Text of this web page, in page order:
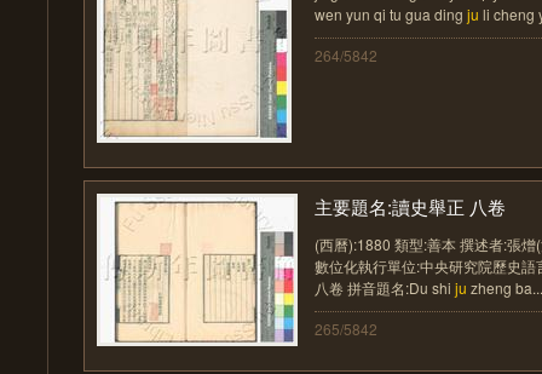
wen yun qi tu gua ding ju li cheng
264/5842
主要題名:讀史舉正 八卷
(西曆):1880 類型:善本 撰述者:張
數位化執行單位:中央研究院歷史
八卷 拼音題名:Du shi ju zheng
265/5842